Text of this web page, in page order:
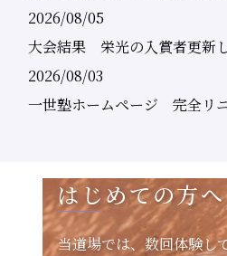
2026/08/05
大会結果 栄光の入賞者更新し
2026/08/03
一世塾ホームページ 完全リ
はじめての方へ
当道場では、数回体験し